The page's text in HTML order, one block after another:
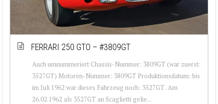
FERRARI 250 GTO – #3809GT
Auch umnummeriert Chassis-Nummer: 3809GT (war zuerst:
3527GT) Motoren-Nummer: 3809GT Produktionsdatum: bis
im Juli 1962 war dieses Fahrzeug noch: 3527GT . Am
26.02.1962 als 3527GT an Scaglietti gelie...